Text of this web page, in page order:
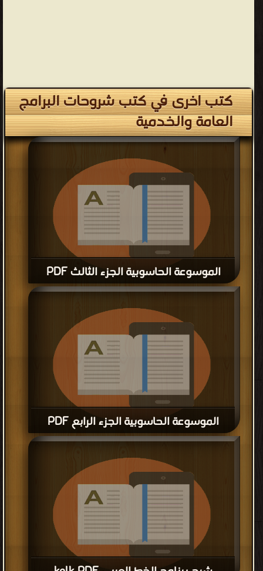
كتب اخرى في كتب شروحات البرامج
العامة والخدمية
الموسوعة الحاسوبية الجزء الثالث PDF
قراءة و تحميل كتاب الموسوعة الحاسوبية الجزء الثالث PDF مجانا
الموسوعة الحاسوبية الجزء الرابع PDF
قراءة و تحميل كتاب الموسوعة الحاسوبية الجزء الرابع PDF مجانا